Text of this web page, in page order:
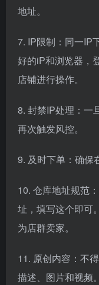
地址。
7. IP限制：同一IP
好的iP和浏览器，
店铺进行操作。
8. 封禁IP处理：一
再次触发风控。
9. 及时下单：确保
10. 仓库地址规范
址，填写这个即可
为店群卖家。
11. 原创内容：不
描述、图片和视频